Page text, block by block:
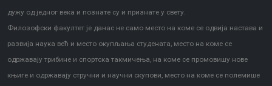
дужу од једног века и познате су и признате у свету.
Филозофски факултет је данас не само место на коме се одвија настава и
развија наука већ и место окупљања студената, место на коме се
одржавају трибине и спортска такмичења, на коме се промовишу нове
књиге и одржавају стручни и научни скупови, место на коме се полемише